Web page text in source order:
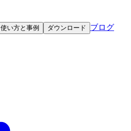
使い方と事例 ダウンロード ブログ